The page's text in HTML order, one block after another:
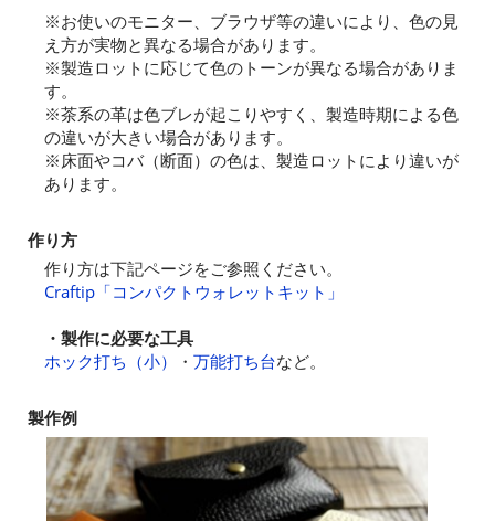
※お使いのモニター、ブラウザ等の違いにより、色の見
え方が実物と異なる場合があります。
※製造ロットに応じて色のトーンが異なる場合がありま
す。
※茶系の革は色ブレが起こりやすく、製造時期による色
の違いが大きい場合があります。
※床面やコバ（断面）の色は、製造ロットにより違いが
あります。
作り方
作り方は下記ページをご参照ください。
Craftip「コンパクトウォレットキット」
・製作に必要な工具
ホック打ち（小）
・ 万能打ち台など。
製作例